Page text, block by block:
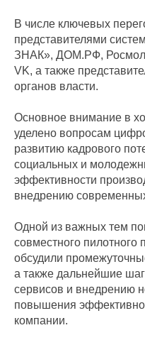
В числе ключевых
представителями
ЗНАК», ДОМ.РФ,
VK, а также
органов власти.
Основное внимание в
уделено вопросам
развитию кадрового
социальных и
эффективности
внедрению
Одной из важных тем
совместного пилотного
обсудили
а также дальнейшие
сервисов и внедрению
повышения
компании.